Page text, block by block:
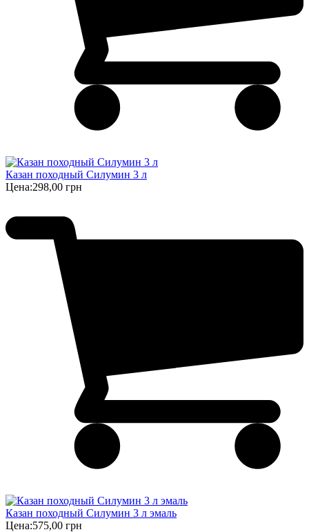
Казан походный Силумин 3 л
Цена:298,00 грн
Казан походный Силумин 3 л эмаль
Цена:575,00 грн